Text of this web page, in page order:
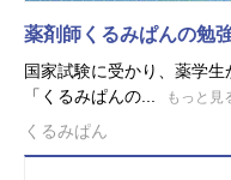
薬剤師くるみぱんの勉
国家試験に受かり、薬学生
「くるみぱんの...
もっと見
くるみぱん